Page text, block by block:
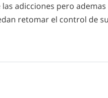
adicciones pero ademas
retomar el control de